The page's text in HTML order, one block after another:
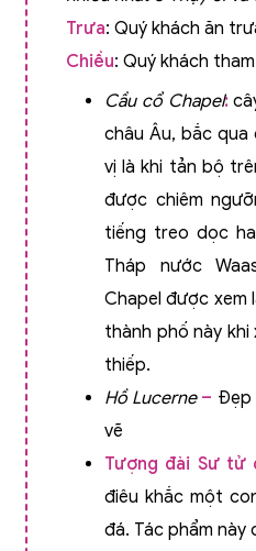
Trưa: Quý khách ăn
Chiều: Quý khách
Cầu cổ Chapel:
châu Âu, bắc qua
vị là khi tản bộ
được chiêm
tiếng treo dọc
Tháp nước
Chapel được xem
thành phố này
thiếp.
Hồ Lucerne – Đẹp
vẽ
Tượng đài Sư tử
điêu khắc một
đá. Tác phẩm này